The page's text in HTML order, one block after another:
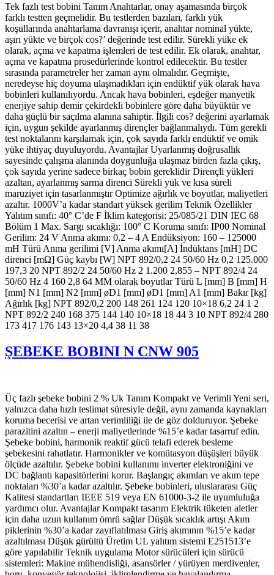
Tek fazlı test bobini Tanım Anahtarlar, onay aşamasında birçok
farklı testten geçmelidir. Bu testlerden bazıları, farklı yük
koşullarında anahtarlama davranışı içerir, anahtar nominal yükte,
aşırı yükte ve birçok cos?’ değerinde test edilir. Sürekli yüke ek
olarak, açma ve kapatma işlemleri de test edilir. Ek olarak, anahtar,
açma ve kapatma prosedürlerinde kontrol edilecektir. Bu testler
sırasında parametreler her zaman aynı olmalıdır. Geçmişte,
neredeyse hiç doyuma ulaşmadıkları için endüktif yük olarak hava
bobinleri kullanılıyordu. Ancak hava bobinleri, eşdeğer manyetik
enerjiye sahip demir çekirdekli bobinlere göre daha büyüktür ve
daha güçlü bir saçılma alanına sahiptir. İlgili cos? değerini ayarlamak
için, uygun şekilde ayarlanmış dirençler bağlanmalıydı. Tüm gerekli
test noktalarını karşılamak için, çok sayıda farklı endüktif ve omik
yüke ihtiyaç duyuluyordu. Avantajlar Uyarlanmış doğrusallık
sayesinde çalışma alanında doygunluğa ulaşmaz birden fazla çıkış,
çok sayıda yerine sadece birkaç bobin gereklidir Dirençli yükleri
azaltan, ayarlanmış sarma direnci Sürekli yük ve kısa süreli
maruziyet için tasarlanmıştır Optimize ağırlık ve boyutlar, maliyetleri
azaltır. 1000V’a kadar standart yüksek gerilim Teknik Özellikler
Yalıtım sınıfı: 40° C’de F İklim kategorisi: 25/085/21 DIN IEC 68
Bölüm 1 Max. Sargı sıcaklığı: 100° C Koruma sınıfı: IP00 Nominal
Gerilim: 24 V Anma akımı: 0,2 – 4 A Endüksiyon: 160 – 125000
mH Türü Anma gerilimi [V] Anma akımı[A] İndüktans [mH] DC
direnci [mΩ] Güç kaybı [W] NPT 892/0,2 24 50/60 Hz 0,2 125.000
197,3 20 NPT 892/2 24 50/60 Hz 2 1.200 2,855 – NPT 892/4 24
50/60 Hz 4 160 2,8 64 MM olarak boyutlar Türü L [mm] B [mm] H
[mm] N1 [mm] N2 [mm] øD1 [mm] øD1 [mm] A1 [mm] Bakır [kg]
Ağırlık [kg] NPT 892/0,2 200 148 261 124 120 10×18 6,2 24 1 2
NPT 892/2 240 168 375 144 140 10×18 18 44 3 10 NPT 892/4 280
173 417 176 143 13×20 4,4 38 11 38
ŞEBEKE BOBINI N CNW 905
Üç fazlı şebeke bobini 2 % Uk Tanım Kompakt ve Verimli Yeni seri,
yalnızca daha hızlı teslimat süresiyle değil, aynı zamanda kaynakları
koruma becerisi ve artan verimliliği ile de göz dolduruyor. Şebeke
parazitini azaltın – enerji maliyetlerinde %15’e kadar tasarruf edin.
Şebeke bobini, harmonik reaktif gücü telafi ederek besleme
şebekesini rahatlatır. Harmonikler ve komütasyon düşüşleri büyük
ölçüde azaltılır. Şebeke bobini kullanımı inverter elektroniğini ve
DC bağlantı kapasitörlerini korur. Başlangıç akımları ve akım tepe
noktaları %30’a kadar azaltılır. Şebeke bobinleri, uluslararası Güç
Kalitesi standartları IEEE 519 veya EN 61000-3-2 ile uyumluluğa
yardımcı olur. Avantajlar Kompakt tasarım Elektrik tüketen aletler
için daha uzun kullanım ömrü sağlar Düşük sıcaklık artışı Akım
piklerinin %30’a kadar zayıflatılması Giriş akımının %15’e kadar
azaltılması Düşük gürültü Üretim UL yalıtım sistemi E251513’e
göre yapılabilir Teknik uygulama Motor sürücüleri için sürücü
sistemleri: Makine mühendisliği, asansörler / yürüyen merdivenler,